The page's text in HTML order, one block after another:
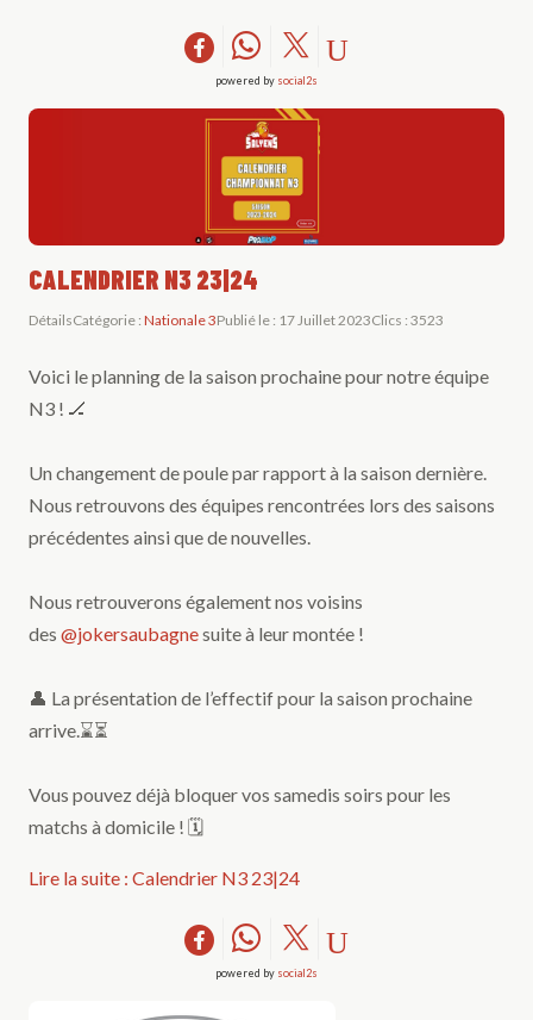
powered by social2s
CALENDRIER N3 23|24
DétailsCatégorie : Nationale 3Publié le : 17 Juillet 2023Clics : 3523
Voici le planning de la saison prochaine pour notre équipe
N3 ! 🏒
Un changement de poule par rapport à la saison dernière.
Nous retrouvons des équipes rencontrées lors des saisons
précédentes ainsi que de nouvelles.
Nous retrouverons également nos voisins
des @jokersaubagnesuite à leur montée !
👤 La présentation de l’effectif pour la saison prochaine
arrive.⌛️⏳
Vous pouvez déjà bloquer vos samedis soirs pour les
matchs à domicile ! 🗓️
Lire la suite : Calendrier N3 23|24
powered by social2s